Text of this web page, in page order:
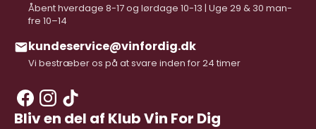
Åbent hverdage 8-17 og lørdage 10-13 | Uge 29 & 30 man-
fre 10–14
kundeservice@vinfordig.dk
Vi bestræber os på at svare inden for 24 timer
Bliv en del af Klub Vin For Dig